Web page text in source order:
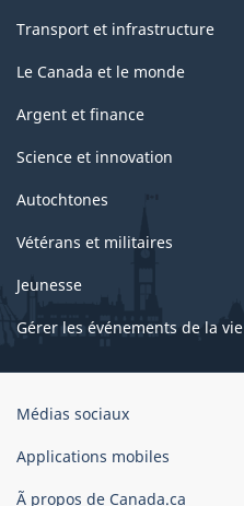
Transport et infrastructure
Le Canada et le monde
Argent et finance
Science et innovation
Autochtones
Vétérans et militaires
Jeunesse
Gérer les événements de la vie
Organisation
gouvernement
Médias sociaux
Applications mobiles
Ã propos de Canada.ca